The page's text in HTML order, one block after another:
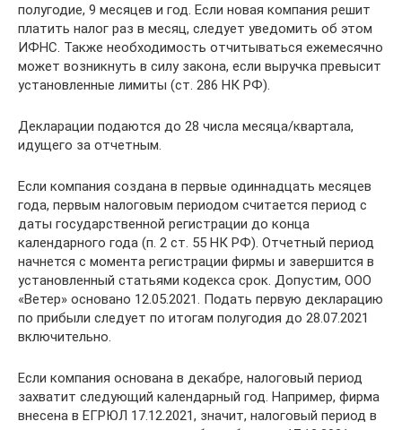
полугодие, 9 месяцев и год. Если новая компания решит
платить налог раз в месяц, следует уведомить об этом
ИФНС. Также необходимость отчитываться ежемесячно
может возникнуть в силу закона, если выручка превысит
установленные лимиты (ст. 286 НК РФ).
Декларации подаются до 28 числа месяца/квартала,
идущего за отчетным.
Если компания создана в первые одиннадцать месяцев
года, первым налоговым периодом считается период с
даты государственной регистрации до конца
календарного года (п. 2 ст. 55 НК РФ). Отчетный период
начнется с момента регистрации фирмы и завершится в
установленный статьями кодекса срок. Допустим, ООО
«Ветер» основано 12.05.2021. Подать первую декларацию
по прибыли следует по итогам полугодия до 28.07.2021
включительно.
Если компания основана в декабре, налоговый период
захватит следующий календарный год. Например, фирма
внесена в ЕГРЮЛ 17.12.2021, значит, налоговый период в